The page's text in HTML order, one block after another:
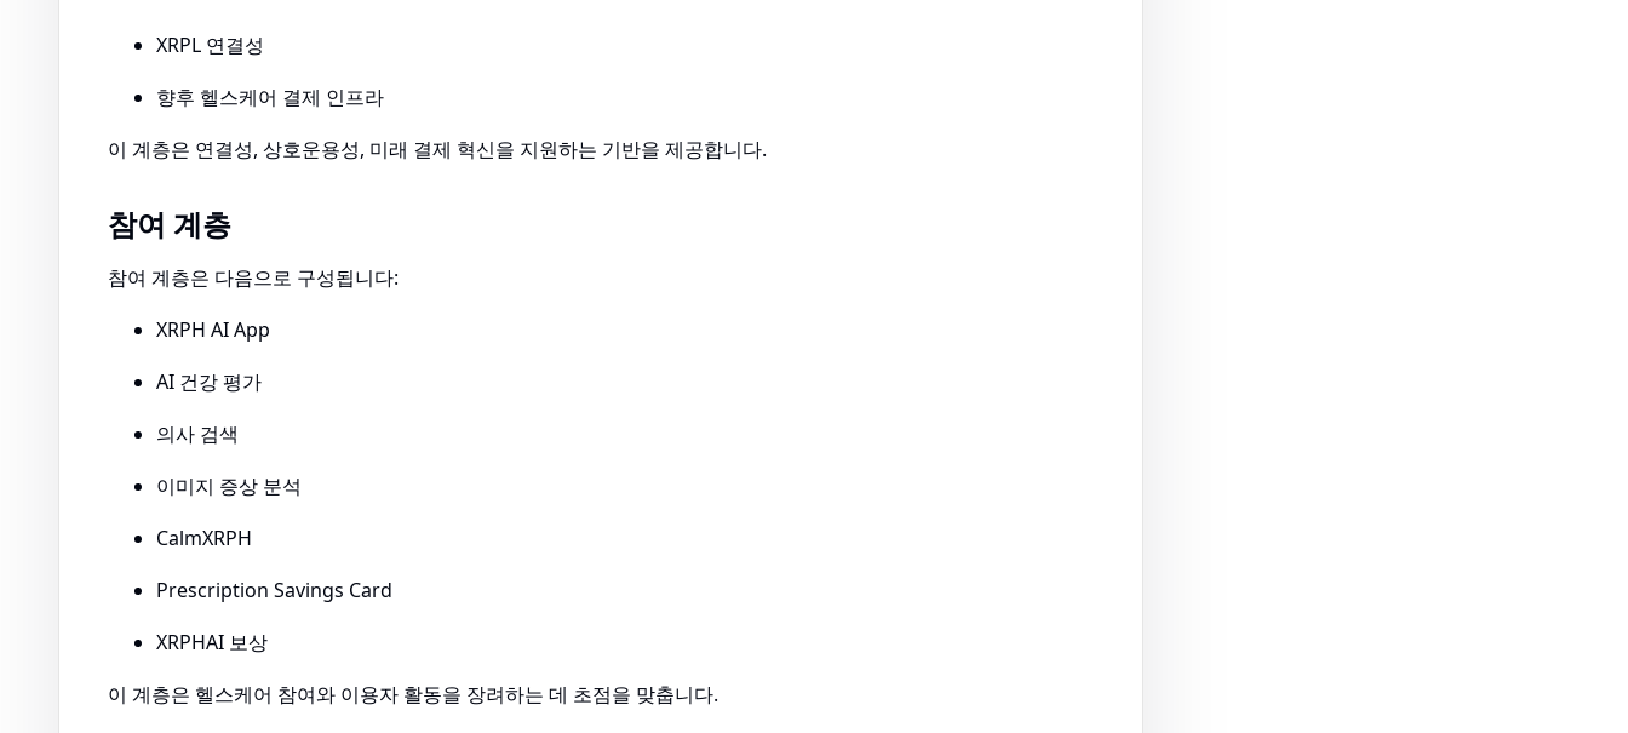
XRPL 연결성
향후 헬스케어 결제 인프라
이 계층은 연결성, 상호운용성, 미래 결제 혁신을 지원하는 기반을 제공합니다.
참여 계층
참여 계층은 다음으로 구성됩니다:
XRPH AI App
AI 건강 평가
의사 검색
이미지 증상 분석
CalmXRPH
Prescription Savings Card
XRPHAI 보상
이 계층은 헬스케어 참여와 이용자 활동을 장려하는 데 초점을 맞춥니다.